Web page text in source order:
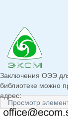
Заключения ОЭЭ
библиотеке можно
адрес:
Просмотр